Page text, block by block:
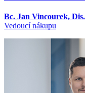
Bc. Jan Vincourek, Dis.
Vedoucí nákupu